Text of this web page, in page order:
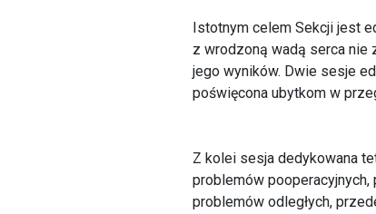
Istotnym celem Sekcji jest
z wrodzoną wadą serca nie
jego wyników. Dwie sesje
poświęcona ubytkom w
Z kolei sesja dedykowana
problemów
problemów odległych,